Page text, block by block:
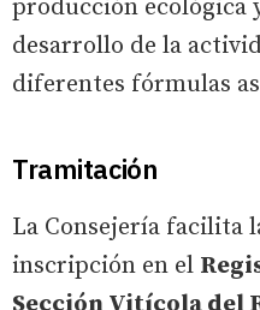
producción ecológica
desarrollo de la
diferentes fórmulas
Tramitación
La Consejería facilita
inscripción en el